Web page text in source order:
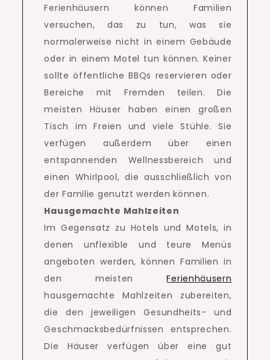
Ferienhäusern können Familien
versuchen, das zu tun, was sie
normalerweise nicht in einem Gebäude
oder in einem Motel tun können.Keiner
sollte öffentliche BBQs reservieren oder
Bereiche mit Fremden teilen.Die
meisten Häuser haben einen großen
Tisch im Freien und viele Stühle.Sie
verfügen außerdem über einen
entspannenden Wellnessbereich und
einen Whirlpool, die ausschließlich von
der Familie genutzt werden können.
Hausgemachte Mahlzeiten
Im Gegensatz zu Hotels und Motels, in
denen unflexible und teure Menüs
angeboten werden, können Familien in
den meistenFerienhäusern
hausgemachte Mahlzeiten zubereiten,
die den jeweiligen Gesundheits- und
Geschmacksbedürfnissen entsprechen.
Die Häuser verfügen über eine gut